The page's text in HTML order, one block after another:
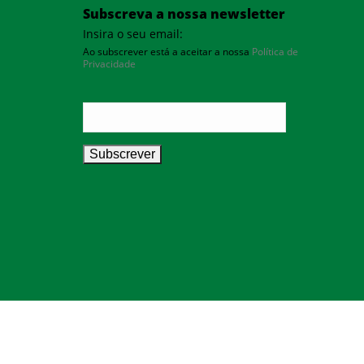
Subscreva a nossa newsletter
Insira o seu email:
Ao subscrever está a aceitar a nossa Política de
Privacidade